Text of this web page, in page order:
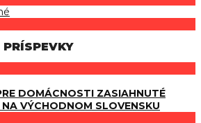
DOMÁCNOSTI ZASIAHNUTÉ
VÝCHODNOM SLOVENSKU